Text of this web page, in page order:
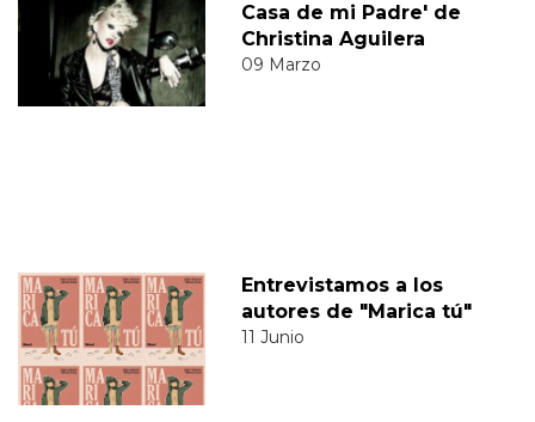
Casa de mi Padre' de
Christina Aguilera
09 Marzo
Entrevistamos a los
autores de "Marica tú"
11 Junio